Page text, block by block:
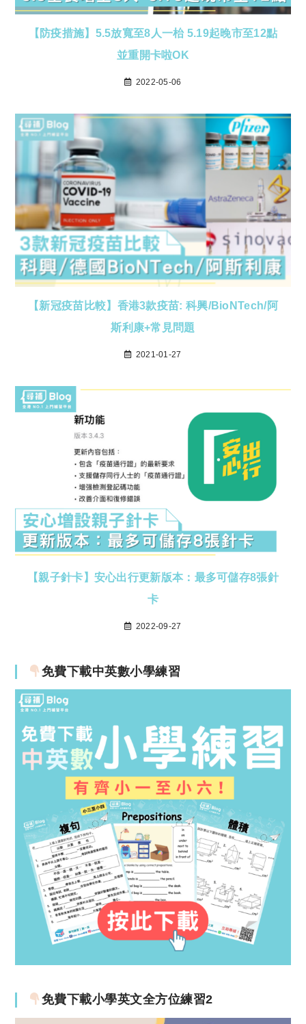
【防疫措施】5.5放寬至8人一枱 5.19起晚市至12點
並重開卡啦OK
2022-05-06
【新冠疫苗比較】香港3款疫苗: 科興/BioNTech/阿
斯利康+常見問題
2021-01-27
【親子針卡】安心出行更新版本：最多可儲存8張針
卡
2022-09-27
免費下載中英數小學練習
免費下載小學英文全方位練習2